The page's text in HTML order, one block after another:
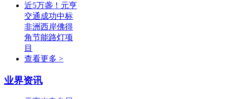
近5万盏！元亨
交通成功中标
非洲西岸佛得
角节能路灯项
目
查看更多 >
业界资讯